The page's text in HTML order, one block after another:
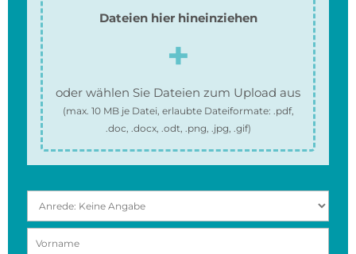
Dateien hier hineinziehen
oder wählen Sie Dateien zum Upload aus
(max. 10 MBje Datei, erlaubte Dateiformate: .pdf,
.doc, .docx, .odt, .png, .jpg, .gif)